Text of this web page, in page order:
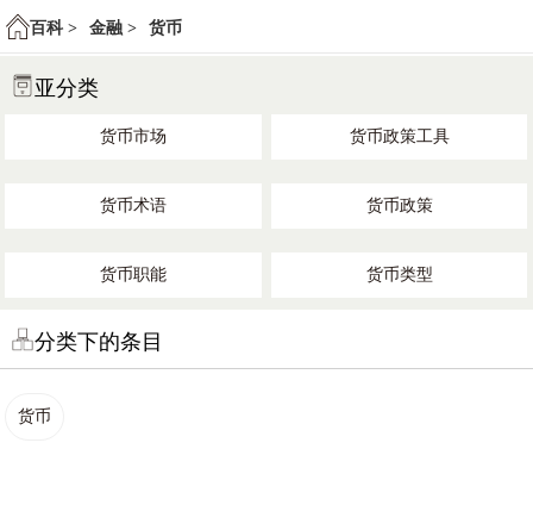
百科 > 金融 > 货币
亚分类
货币市场 货币政策工具
货币术语 货币政策
货币职能 货币类型
分类下的条目
货币